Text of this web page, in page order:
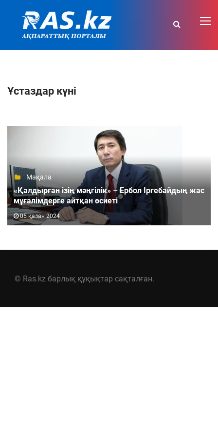
Ұстаздар күні
Мақала
«Қалдырған ізің мәңгілік» – Ербол Іргебайдың жас
мұғалімдерге айтқан өсиеті
05 қазан 2024
© Ras.kz барлық құқықтар сақталған.